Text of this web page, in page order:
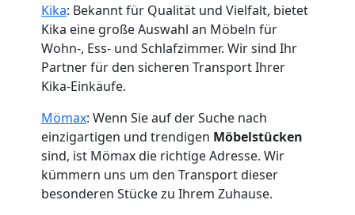
Kika: Bekannt für Qualität und Vielfalt, bietet
Kika eine große Auswahl an Möbeln für
Wohn-, Ess- und Schlafzimmer. Wir sind Ihr
Partner für den sicheren Transport Ihrer
Kika-Einkäufe.
Mömax: Wenn Sie auf der Suche nach
einzigartigen und trendigen Möbelstücken
sind, ist Mömax die richtige Adresse. Wir
kümmern uns um den Transport dieser
besonderen Stücke zu Ihrem Zuhause.